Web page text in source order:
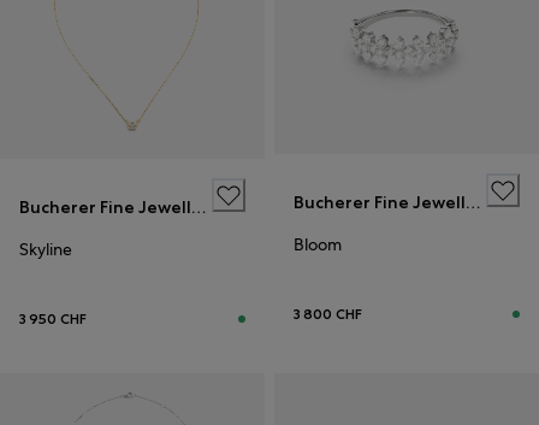
Bucherer Fine Jewellery
Skyline
3 950 CHF
Bucherer Fine Jewellery
Bloom
3 800 CHF